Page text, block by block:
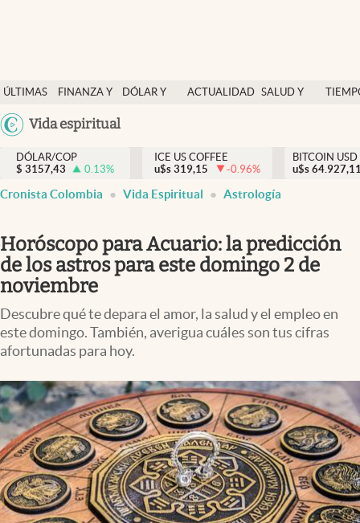
ÚLTIMAS
NOTICIAS
FINANZA Y
DÓLAR Y
ACTUALIDAD SALUD Y
México
Uruguay
Vida espiritual
Salud y nutrición
Vida espiritual
Actualidad
Curiosidades
Colombia
DÓLAR/COP
$ 3157,43 0.13%
ICE US COFFEE
u$s 319,15 -0.96%
BITCOIN USD
u$s
Cronista Colombia Vida Espiritual Astrología
Horóscopo para Acuario: la predicción
de los astros para este domingo 2 de
noviembre
Descubre qué te depara el amor, la salud y el empleo en
este domingo. También, averigua cuáles son tus cifras
afortunadas para hoy.